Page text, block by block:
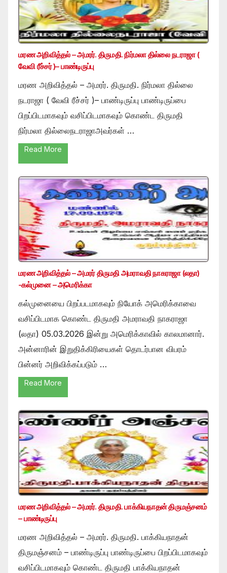
மரண அறிவித்தல் – அமரர். திருமதி. நிர்மலா தில்லை நடராஜா (
வேவி ரீச்சர் )– பாண்டிருப்பு
மரண அறிவித்தல் – அமரர். திருமதி. நிர்மலா தில்லை
நடராஜா ( வேவி ரீச்சர் )– பாண்டிருப்பு பாண்டிருப்பை
பிறப்பிடமாகவும் வசிப்பிடமாகவும் கொண்ட திருமதி
நிர்மலா தில்லைநடராஜாஅவர்கள் …
Read More
மரண அறிவித்தல் – அமரர் திருமதி அமராவதி நாகராஜா (லதா)
-கல்முனை – அமெரிக்கா
கல்முனையை பிறப்படமாகவும் நியோக் அமெரிக்காவை
வசிப்பிடமாக கொண்ட திருமதி அமராவதி நாகராஜா
(லதா) 05.03.2026 இன்று அமெரிக்காவில் காலமானார்.
அன்னாரின் இறுதிக்கிரியைகள் தொடர்பான விபரம்
பின்னர் அறிவிக்கப்படும் …
Read More
மரண அறிவித்தல் – அமரர். திருமதி. பாக்கியநாதன் திருமஞ்சனம்
– பாண்டிருப்பு
மரண அறிவித்தல் – அமரர். திருமதி. பாக்கியநாதன்
திருமஞ்சனம் – பாண்டிருப்பு பாண்டிருப்பை பிறப்பிடமாகவும்
வசிப்பிடமாகவும் கொண்ட திருமதி பாக்கியநாதன்